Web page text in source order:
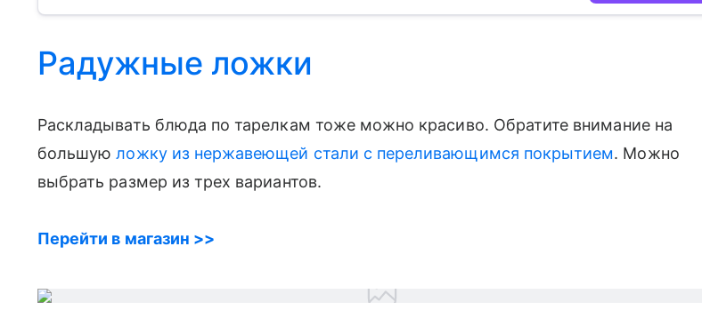
Радужные ложки
Раскладывать блюда по тарелкам тоже можно красиво. Обратите внимание на
большуюложку из нержавеющей стали с переливающимся покрытием. Можно
выбрать размер из трех вариантов.
Перейти в магазин >>